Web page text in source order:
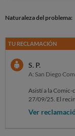
Naturaleza del problema:
TU RECLAMACIÓN
S. P.
A: San Diego
Asistí a la
27/09/25. El
zona exterior. La
completo" en la
Ver